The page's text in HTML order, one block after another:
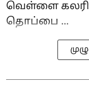
வெள்ளை
தொப்பை ...